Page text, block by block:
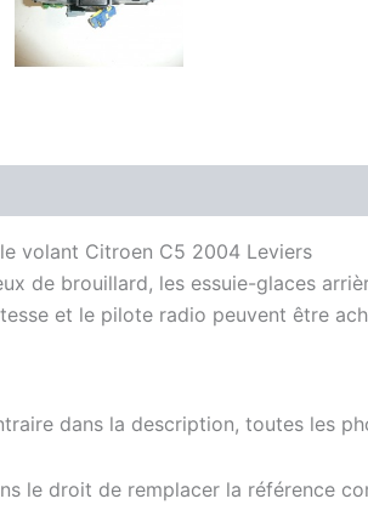
volant Citroen C5 2004 Leviers
de brouillard, les essuie-glaces
et le pilote radio peuvent être
dans la description, toutes les
le droit de remplacer la référence